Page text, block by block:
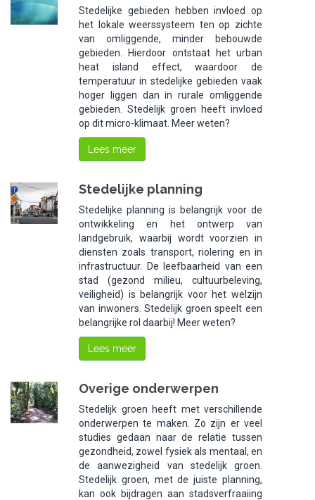
Stedelijke gebieden hebben invloed op
het lokale weerssysteem ten op zichte
van omliggende, minder bebouwde
gebieden. Hierdoor ontstaat het urban
heat island effect, waardoor de
temperatuur in stedelijke gebieden vaak
hoger liggen dan in rurale omliggende
gebieden. Stedelijk groen heeft invloed
op dit micro-klimaat. Meer weten?
Lees meer
Stedelijke planning
Stedelijke planning is belangrijk voor de
ontwikkeling en het ontwerp van
landgebruik, waarbij wordt voorzien in
diensten zoals transport, riolering en in
infrastructuur. De leefbaarheid van een
stad (gezond milieu, cultuurbeleving,
veiligheid) is belangrijk voor het welzijn
van inwoners. Stedelijk groen speelt een
belangrijke rol daarbij! Meer weten?
Lees meer
Overige onderwerpen
Stedelijk groen heeft met verschillende
onderwerpen te maken. Zo zijn er veel
studies gedaan naar de relatie tussen
gezondheid, zowel fysiek als mentaal, en
de aanwezigheid van stedelijk groen.
Stedelijk groen, met de juiste planning,
kan ook bijdragen aan stadsverfraaiing